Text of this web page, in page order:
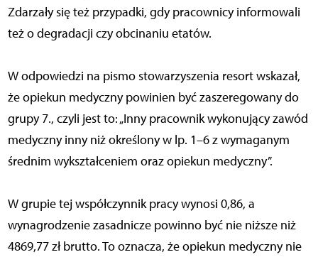
Zdarzały się też przypadki, gdy pracownicy informowali
też o degradacji czy obcinaniu etatów.
W odpowiedzi na pismo stowarzyszenia resort wskazał,
że opiekun medyczny powinien być zaszeregowany do
grupy 7., czyli jest to: „Inny pracownik wykonujący zawód
medyczny inny niż określony w lp. 1–6 z wymaganym
średnim wykształceniem oraz opiekun medyczny”.
W grupie tej współczynnik pracy wynosi 0,86, a
wynagrodzenie zasadnicze powinno być nie niższe niż
4869,77 zł brutto. To oznacza, że opiekun medyczny nie